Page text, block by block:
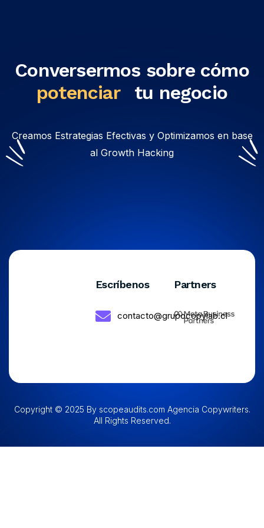
Conversermos sobre cómo
potenciar
tu negocio
Creamos Estrategias Efectivas y Optimizamos en base
al Growth Hacking
Escríbenos
contacto@grupocopylab.cl
Partners
Copyright © 2025 By scopeaudits.com Agencia Copywriters.
All Rights Reserved.​